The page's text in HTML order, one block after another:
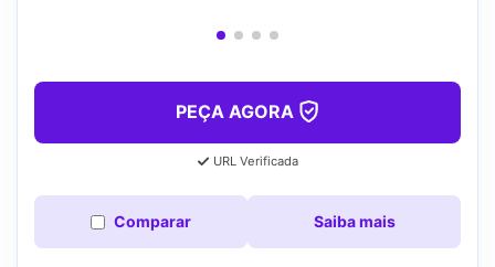
PEÇA AGORA
URL Verificada
Comparar Saiba mais